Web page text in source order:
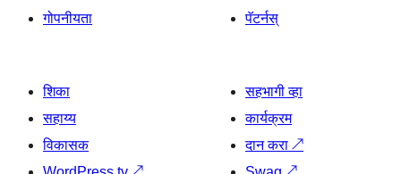
गोपनीयता
पॅटर्नस्
शिका
सहाय्य
विकासक
सहभागी व्हा
कार्यक्रम
दान करा ↗